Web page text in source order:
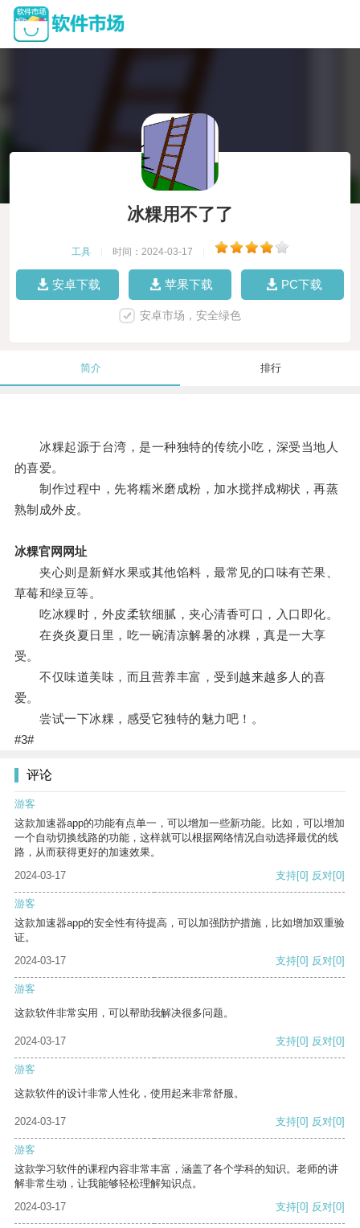
冰粿用不了了
工具 时间：2024-03-17
安卓下载 苹果下载 PC下载
安卓市场，安全绿色
简介 排行
冰粿起源于台湾，是一种独特的传统小吃，深受当地人
的喜爱。
制作过程中，先将糯米磨成粉，加水搅拌成糊状，再蒸
熟制成外皮。
冰粿官网网址
夹心则是新鲜水果或其他馅料，最常见的口味有芒果、
草莓和绿豆等。
吃冰粿时，外皮柔软细腻，夹心清香可口，入口即化。
在炎炎夏日里，吃一碗清凉解暑的冰粿，真是一大享
受。
不仅味道美味，而且营养丰富，受到越来越多人的喜
爱。
尝试一下冰粿，感受它独特的魅力吧！。
#3#
评论
游客
这款加速器app的功能有点单一，可以增加一些新功能。比如，可以增加
一个自动切换线路的功能，这样就可以根据网络情况自动选择最优的线
路，从而获得更好的加速效果。
2024-03-17
支持[0] 反对[0]
游客
这款加速器app的安全性有待提高，可以加强防护措施，比如增加双重验
证。
2024-03-17
支持[0] 反对[0]
游客
这款软件非常实用，可以帮助我解决很多问题。
2024-03-17 支持[0] 反对[0]
游客
这款软件的设计非常人性化，使用起来非常舒服。
2024-03-17 支持[0] 反对[0]
游客
这款学习软件的课程内容非常丰富，涵盖了各个学科的知识。老师的讲
解非常生动，让我能够轻松理解知识点。
2024-03-17
支持[0] 反对[0]